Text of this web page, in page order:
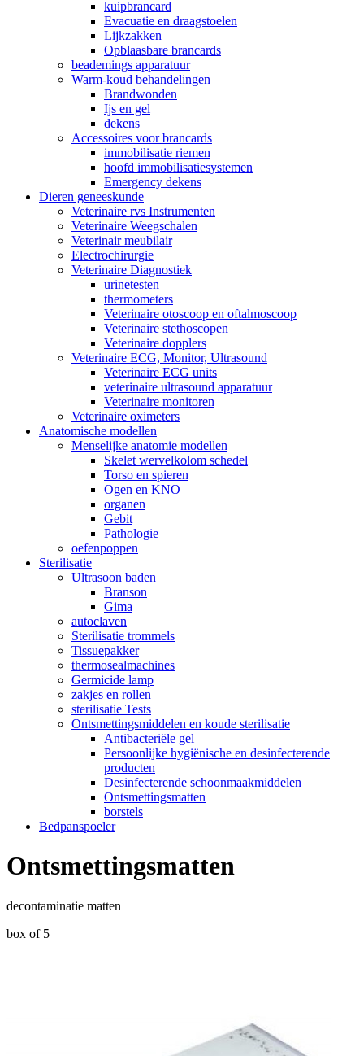
kuipbrancard
Evacuatie en draagstoelen
Lijkzakken
Opblaasbare brancards
beademings apparatuur
Warm-koud behandelingen
Brandwonden
Ijs en gel
dekens
Accessoires voor brancards
immobilisatie riemen
hoofd immobilisatiesystemen
Emergency dekens
Dieren geneeskunde
Veterinaire rvs Instrumenten
Veterinaire Weegschalen
Veterinair meubilair
Electrochirurgie
Veterinaire Diagnostiek
urinetesten
thermometers
Veterinaire otoscoop en oftalmoscoop
Veterinaire stethoscopen
Veterinaire dopplers
Veterinaire ECG, Monitor, Ultrasound
Veterinaire ECG units
veterinaire ultrasound apparatuur
Veterinaire monitoren
Veterinaire oximeters
Anatomische modellen
Menselijke anatomie modellen
Skelet wervelkolom schedel
Torso en spieren
Ogen en KNO
organen
Gebit
Pathologie
oefenpoppen
Sterilisatie
Ultrasoon baden
Branson
Gima
autoclaven
Sterilisatie trommels
Tissuepakker
thermosealmachines
Germicide lamp
zakjes en rollen
sterilisatie Tests
Ontsmettingsmiddelen en koude sterilisatie
Antibacteriële gel
Persoonlijke hygiënische en desinfecterende
producten
Desinfecterende schoonmaakmiddelen
Ontsmettingsmatten
borstels
Bedpanspoeler
Ontsmettingsmatten
decontaminatie matten
box of 5